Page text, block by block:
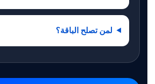
لمن تصلح الباقة؟